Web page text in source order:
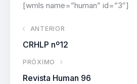
[wmls name=”human” id=”3″]
ANTERIOR
CRHLP nº12
PRÓXIMO
Revista Human 96